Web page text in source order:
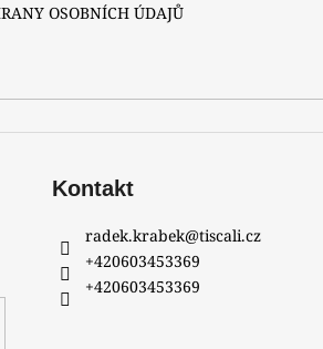
OSOBNÍCH ÚDAJŮ
Kontakt
radek.krabek@tiscali.cz
+420603453369
+420603453369